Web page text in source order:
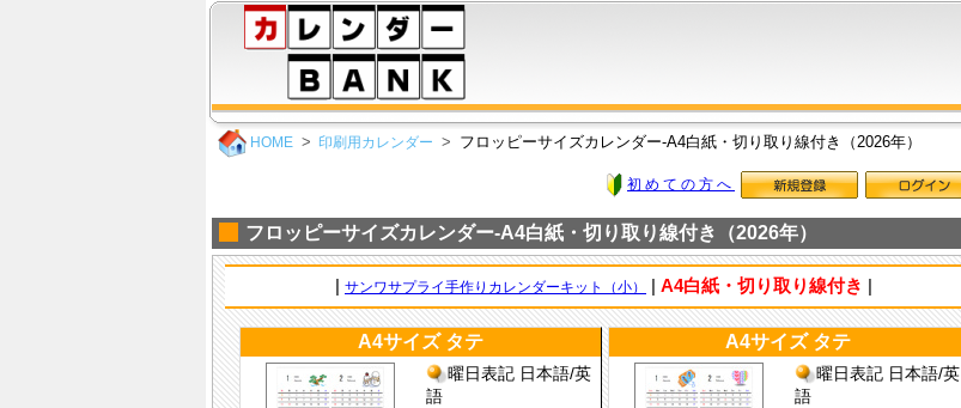
HOME 印刷用カレンダー フロッピーサイズカレンダー-A4白紙・切り取り線付き（2026年）
初めての方へ
フロッピーサイズカレンダー-A4白紙・切り取り線付き（2026年）
サンワサプライ手作りカレンダーキット（小） A4白紙・切り取り線付き
A4サイズ タテ
曜日表記 日本語/英
語
A4サイズ タテ
曜日表記 日本語/英
語